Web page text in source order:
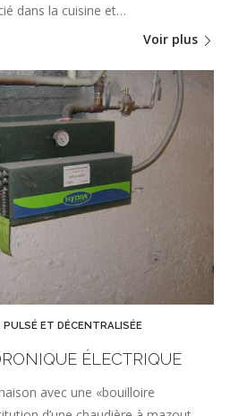
dans la cuisine et…
Voir plus
ET DÉCENTRALISÉE
ÉLECTRIQUE
avec une «bouilloire